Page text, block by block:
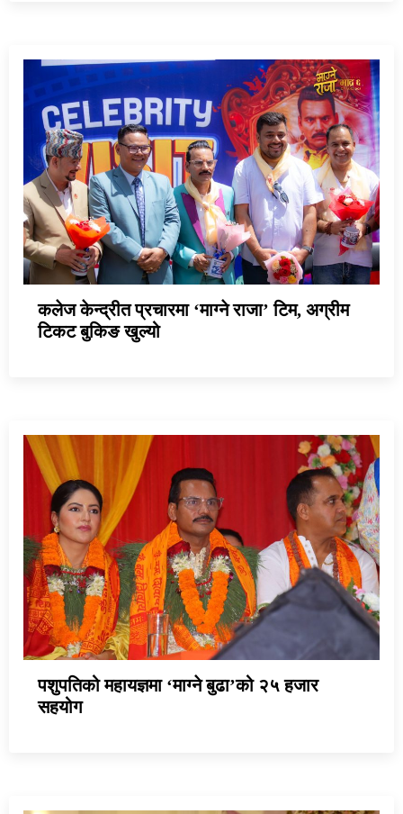
कलेज केन्द्रीत प्रचारमा ‘माग्ने राजा’ टिम, अग्रीम
टिकट बुकिङ खुल्यो
पशुपतिको महायज्ञमा ‘माग्ने बुढा’को २५ हजार
सहयोग